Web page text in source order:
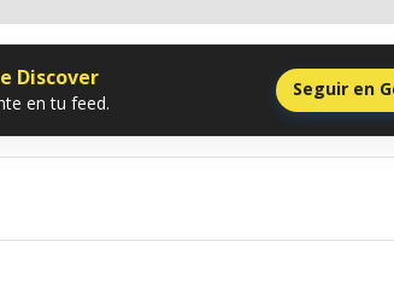
Discover
en tu feed.
Seguir en